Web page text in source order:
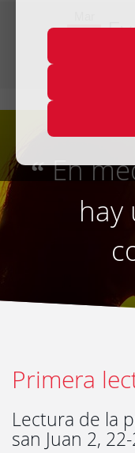
2
“En
hay
Primera
Lectura de la
san Juan 2,